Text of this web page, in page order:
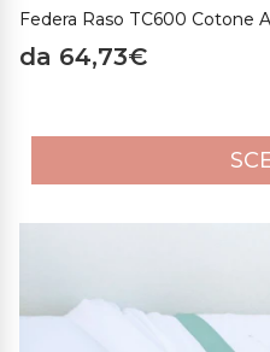
Federa Raso TC600 Cotone
da 64,73€